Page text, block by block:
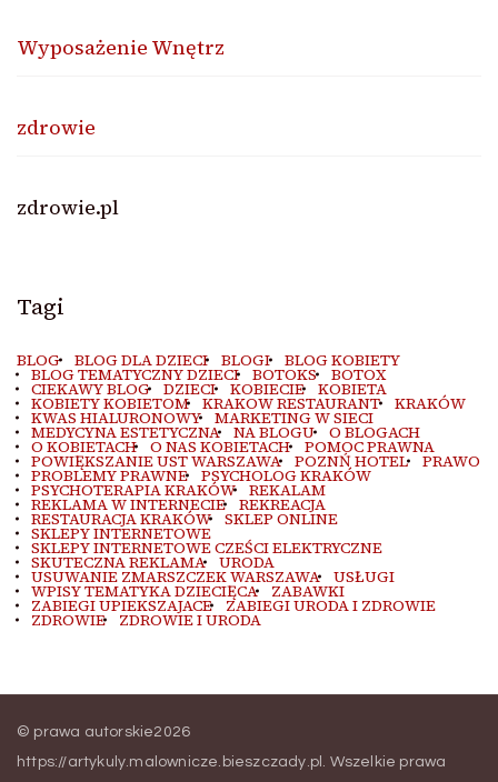
Wyposażenie Wnętrz
zdrowie
zdrowie.pl
Tagi
BLOG BLOG DLA DZIECI BLOGI BLOG KOBIETY
BLOG TEMATYCZNY DZIECI BOTOKS BOTOX
CIEKAWY BLOG DZIECI KOBIECIE KOBIETA
KOBIETY KOBIETOM KRAKOW RESTAURANT KRAKÓW
KWAS HIALURONOWY MARKETING W SIECI
MEDYCYNA ESTETYCZNA NA BLOGU O BLOGACH
O KOBIETACH O NAS KOBIETACH POMOC PRAWNA
POWIĘKSZANIE UST WARSZAWA POZNŃ HOTEL PRAWO
PROBLEMY PRAWNE PSYCHOLOG KRAKÓW
PSYCHOTERAPIA KRAKÓW REKALAM
REKLAMA W INTERNECIE REKREACJA
RESTAURACJA KRAKÓW SKLEP ONLINE
SKLEPY INTERNETOWE
SKLEPY INTERNETOWE CZEŚCI ELEKTRYCZNE
SKUTECZNA REKLAMA URODA
USUWANIE ZMARSZCZEK WARSZAWA USŁUGI
WPISY TEMATYKA DZIECIĘCA ZABAWKI
ZABIEGI UPIEKSZAJACE ZABIEGI URODA I ZDROWIE
ZDROWIE ZDROWIE I URODA
© prawa autorskie2026
https://artykuly.malownicze.bieszczady.pl
. Wszelkie prawa